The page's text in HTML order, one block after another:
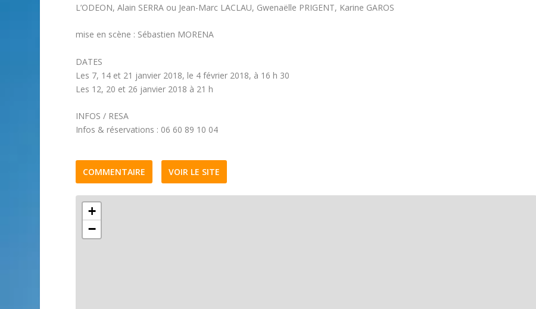
L’ODEON, Alain SERRA ou Jean-Marc LACLAU, Gwenaëlle PRIGENT, Karine GAROS
mise en scène : Sébastien MORENA
DATES
Les 7, 14 et 21 janvier 2018, le 4 février 2018, à 16 h 30
Les 12, 20 et 26 janvier 2018 à 21 h
INFOS / RESA
Infos & réservations : 06 60 89 10 04
COMMENTAIRE VOIR LE SITE
+
−